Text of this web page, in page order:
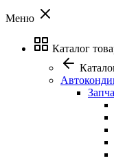
Меню
Каталог